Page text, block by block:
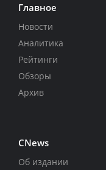
Главное
Новости
Аналитика
Рейтинги
Обзоры
Архив
CNews
Об издании